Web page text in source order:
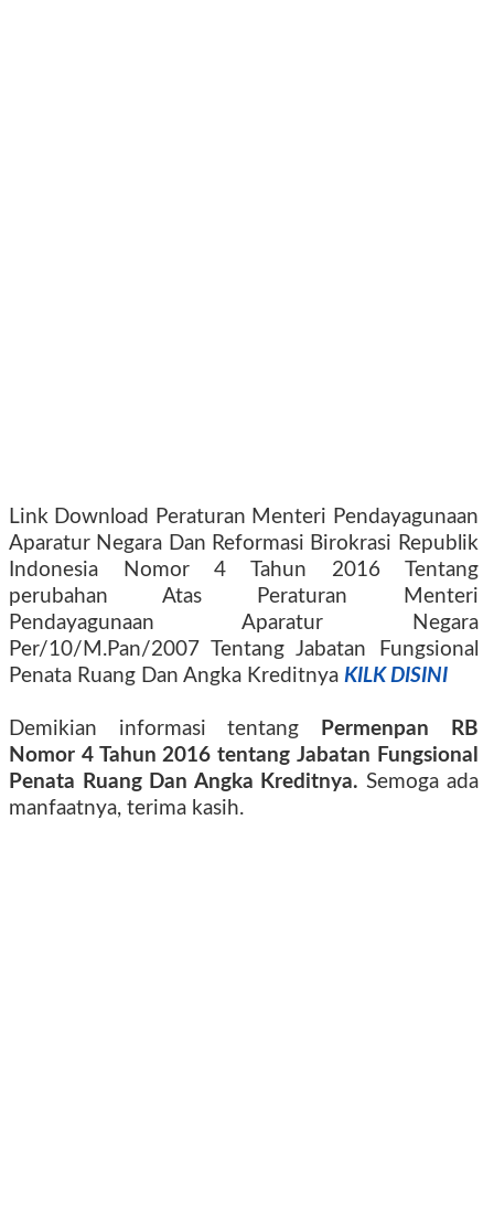
Link Download Peraturan Menteri Pendayagunaan
Aparatur Negara Dan Reformasi Birokrasi Republik
Indonesia Nomor 4 Tahun 2016 Tentang
perubahan Atas Peraturan Menteri
Pendayagunaan Aparatur Negara
Per/10/M.Pan/2007 Tentang Jabatan Fungsional
Penata Ruang Dan Angka Kreditnya KILK DISINI
Demikian informasi tentang
Permenpan RB
Nomor 4 Tahun 2016 tentang Jabatan Fungsional
Penata Ruang Dan Angka Kreditnya. Semoga ada
manfaatnya, terima kasih.